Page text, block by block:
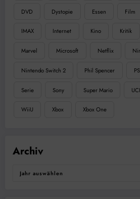
DVD Dystopie Essen Film
IMAX Internet Kino Kritik
Marvel Microsoft Netflix
Nintendo Switch 2 Phil Spencer
Serie Sony Super Mario UCI
WiiU Xbox Xbox One